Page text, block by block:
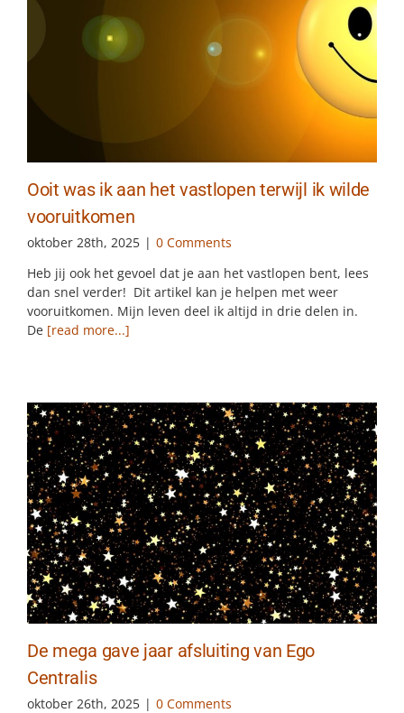
Ooit was ik aan het vastlopen terwijl ik wilde
vooruitkomen
oktober 28th, 2025 | 0 Comments
Heb jij ook het gevoel dat je aan het vastlopen bent, lees
dan snel verder! Dit artikel kan je helpen met weer
vooruitkomen. Mijn leven deel ik altijd in drie delen in.
De[read more...]
De mega gave jaar afsluiting van Ego
Centralis
oktober 26th, 2025 | 0 Comments